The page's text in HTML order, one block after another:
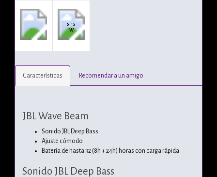
5 - 5
W
Características Recomendar a un amigo
JBL Wave Beam
Sonido JBL Deep Bass
Ajuste cómodo
Batería de hasta 32 (8h + 24h) horas con carga rápida
Sonido JBL Deep Bass